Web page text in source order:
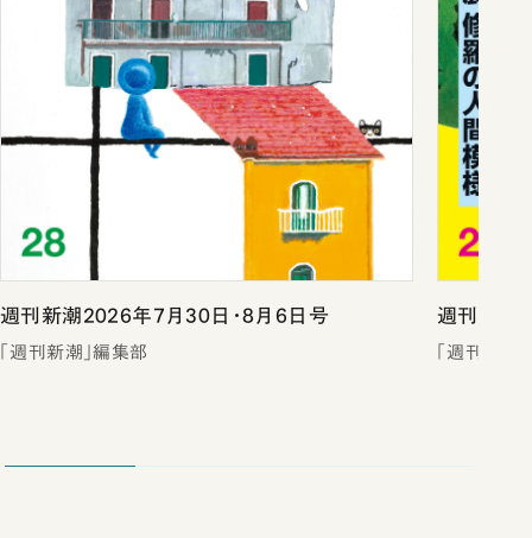
週刊新潮2026年7月30日・8月6日号
「週刊新潮」編集部
週刊新潮
「週刊新潮